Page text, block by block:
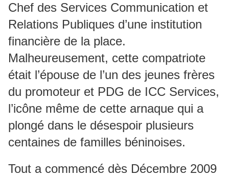
Chef des Services Communication et
Relations Publiques d’une institution
financière de la place.
Malheureusement, cette compatriote
était l’épouse de l’un des jeunes frères
du promoteur et PDG de ICC Services,
l’icône même de cette arnaque qui a
plongé dans le désespoir plusieurs
centaines de familles béninoises.
Tout a commencé dès Décembre 2009